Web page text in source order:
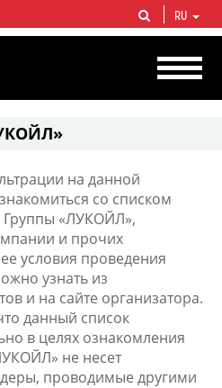
интегрированных
долю которой приходится более 2%
доказанных запасов углеводородов.
RU
на данной
со списком
Группы «ЛУКОЙЛ»,
и прочих
условия проведения
узнать из
и на сайте организатора.
данный список
в целях ознакомления
не несет
проводимые другими